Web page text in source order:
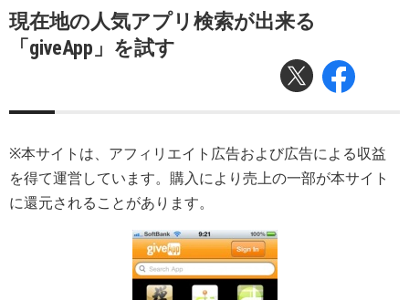
現在地の人気アプリ検索が出来る
「giveApp」を試す
※本サイトは、アフィリエイト広告および広告による収益
を得て運営しています。購入により売上の一部が本サイト
に還元されることがあります。